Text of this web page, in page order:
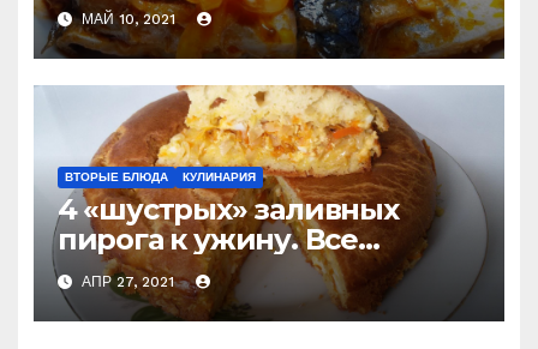
и не покупаю готовую
МАЙ 10, 2021
ВТОРЫЕ БЛЮДА КУЛИНАРИЯ
4 «шустрых» заливных
пирога к ужину. Все
перемешали и в духовку
(слишком просто, чтобы не
приготовить) Делюсь
АПР 27, 2021